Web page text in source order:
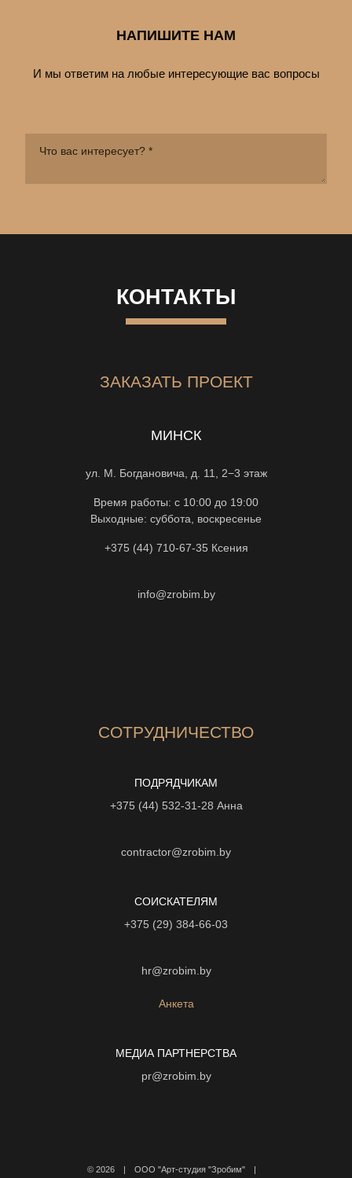
НАПИШИТЕ НАМ
И мы ответим на любые интересующие вас вопросы
КОНТАКТЫ
ЗАКАЗАТЬ ПРОЕКТ
МИНСК
ул. М. Богдановича, д. 11, 2−3 этаж
Время работы: с 10:00 до 19:00
Выходные: суббота, воскресенье
+375 (44) 710-67-35 Ксения
info@zrobim.by
СОТРУДНИЧЕСТВО
ПОДРЯДЧИКАМ
+375 (44) 532-31-28 Анна
contractor@zrobim.by
СОИСКАТЕЛЯМ
+375 (29) 384-66-03
hr@zrobim.by
Анкета
МЕДИА ПАРТНЕРСТВА
pr@zrobim.by
© 2026 | ООО "Арт-студия "Зробим" |